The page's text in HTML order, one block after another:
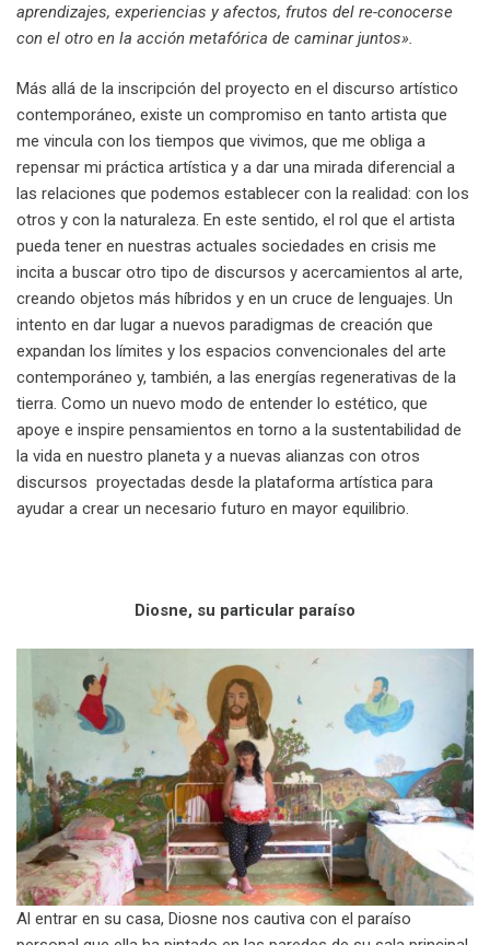
aprendizajes, experiencias y afectos, frutos del re-conocerse
con el otro en la acción metafórica de caminar juntos».
Más allá de la inscripción del proyecto en el discurso artístico
contemporáneo, existe un compromiso en tanto artista que
me vincula con los tiempos que vivimos, que me obliga a
repensar mi práctica artística y a dar una mirada diferencial a
las relaciones que podemos establecer con la realidad: con los
otros y con la naturaleza. En este sentido, el rol que el artista
pueda tener en nuestras actuales sociedades en crisis me
incita a buscar otro tipo de discursos y acercamientos al arte,
creando objetos más híbridos y en un cruce de lenguajes. Un
intento en dar lugar a nuevos paradigmas de creación que
expandan los límites y los espacios convencionales del arte
contemporáneo y, también, a las energías regenerativas de la
tierra. Como un nuevo modo de entender lo estético, que
apoye e inspire pensamientos en torno a la sustentabilidad de
la vida en nuestro planeta y a nuevas alianzas con otros
discursos proyectadas desde la plataforma artística para
ayudar a crear un necesario futuro en mayor equilibrio.
Diosne, su particular paraíso
Al entrar en su casa, Diosne nos cautiva con el paraíso